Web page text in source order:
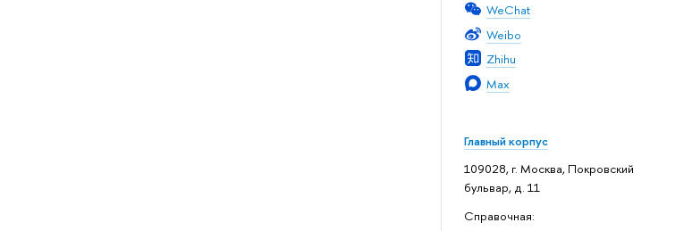
WeChat
Weibo
Zhihu
Max
Главный корпус
109028, г. Москва, Покровский
бульвар, д. 11
Справочная: